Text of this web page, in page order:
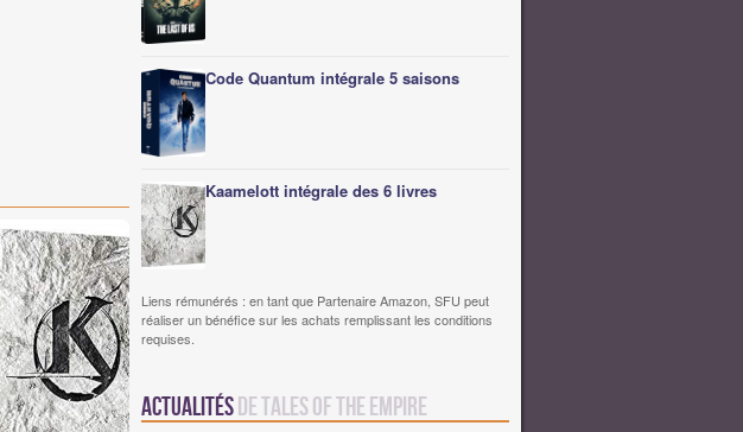
Code Quantum intégrale 5 saisons
Kaamelott intégrale des 6 livres
Liens rémunérés : en tant que Partenaire Amazon, SFU peut
réaliser un bénéfice sur les achats remplissant les conditions
requises.
Actualitésde Tales of the Empire